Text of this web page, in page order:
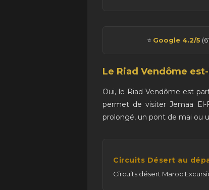
⭐ Google 4.2/5
Le Riad Vendôme
Oui, le Riad Vendôme est
permet de visiter Jemaa
prolongé, un pont de mai ou
Circuits Désert au
Circuits désert Maroc